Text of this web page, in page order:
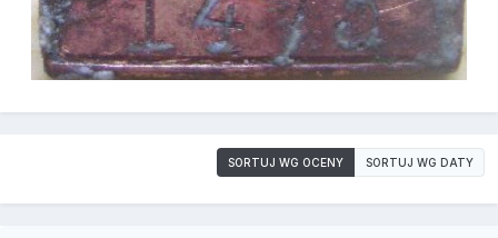
SORTUJ WG OCENY SORTUJ WG DATY